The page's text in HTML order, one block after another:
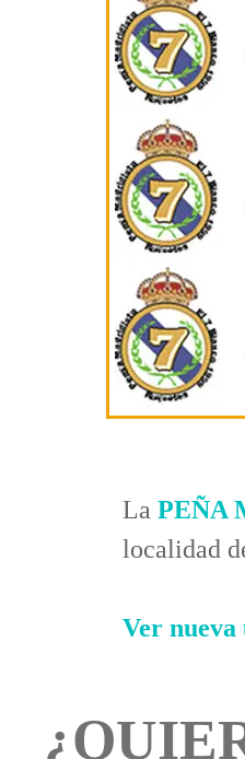
La PEÑA
localidad
Ver nueva